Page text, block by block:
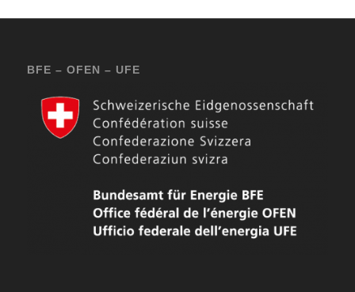
BFE – OFEN – UFE